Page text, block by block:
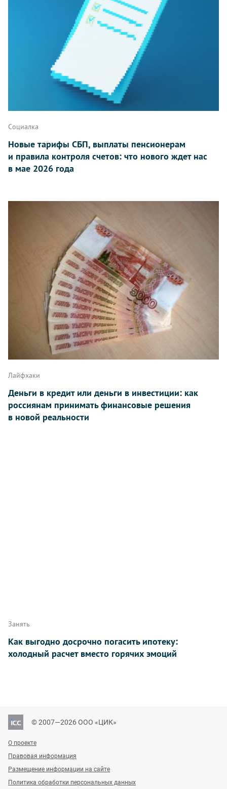
Социалка
Новые тарифы СБП, выплаты пенсионерам
и правила контроля счетов: что нового ждет нас
в мае 2026 года
Лайфхаки
Деньги в кредит или деньги в инвестиции: как
россиянам принимать финансовые решения
в новой реальности
Занять
Как выгодно досрочно погасить ипотеку:
холодный расчет вместо горячих эмоций
© 2007—2026 ООО «ЦИК»
О проекте
Правовая информация
Размещение информации на сайте
Политика обработки персональных данных